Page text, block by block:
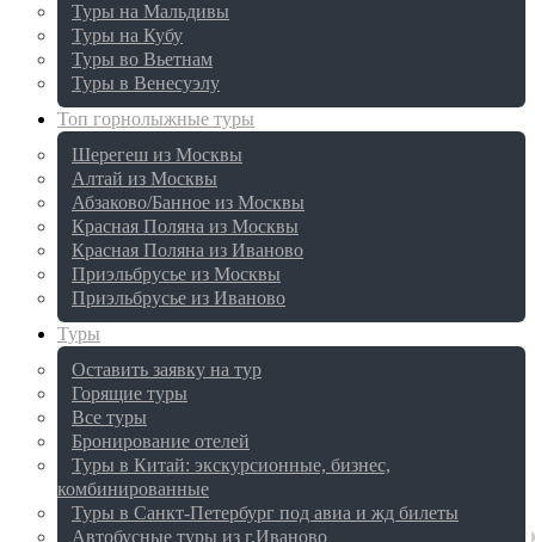
Туры на Мальдивы
Туры на Кубу
Туры во Вьетнам
Туры в Венесуэлу
Топ горнолыжные туры
Шерегеш из Москвы
Алтай из Москвы
Абзаково/Банное из Москвы
Красная Поляна из Москвы
Красная Поляна из Иваново
Приэльбрусье из Москвы
Приэльбрусье из Иваново
Туры
Оставить заявку на тур
Горящие туры
Все туры
Бронирование отелей
Туры в Китай: экскурсионные, бизнес,
комбинированные
Туры в Санкт-Петербург под авиа и жд билеты
Автобусные туры из г.Иваново